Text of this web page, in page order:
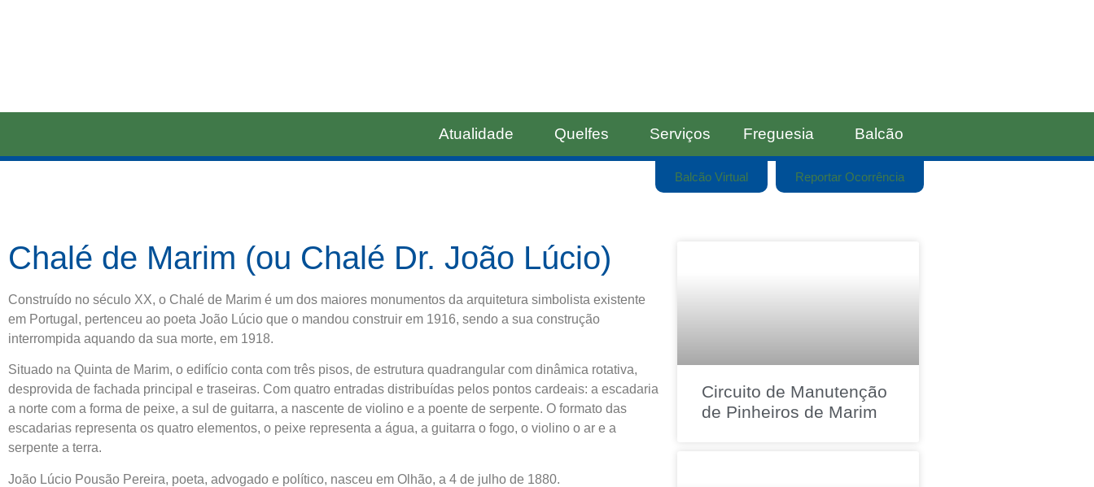
Atualidade Quelfes Serviços Freguesia Balcão
Balcão Virtual Reportar Ocorrência
Chalé de Marim (ou Chalé Dr. João Lúcio)
Construído no século XX, o Chalé de Marim é um dos maiores monumentos da arquitetura simbolista existente
em Portugal, pertenceu ao poeta João Lúcio que o mandou construir em 1916, sendo a sua construção
interrompida aquando da sua morte, em 1918.
Situado na Quinta de Marim, o edifício conta com três pisos, de estrutura quadrangular com dinâmica rotativa,
desprovida de fachada principal e traseiras. Com quatro entradas distribuídas pelos pontos cardeais: a escadaria
a norte com a forma de peixe, a sul de guitarra, a nascente de violino e a poente de serpente. O formato das
escadarias representa os quatro elementos, o peixe representa a água, a guitarra o fogo, o violino o ar e a
serpente a terra.
João Lúcio Pousão Pereira, poeta, advogado e político, nasceu em Olhão, a 4 de julho de 1880.
Circuito de Manutenção
de Pinheiros de Marim